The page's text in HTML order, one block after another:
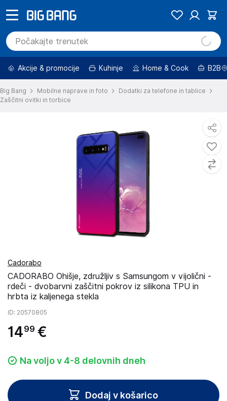
Akcije & promocije Kuhinje Home & Cook B2B
Big Bang Mobilne naprave in foto
Dodatki za telefone in tablice
Zaščitni ovitki in torbice
Cadorabo
CADORABO Ohišje, združljiv s Samsungom v vijolični -
rdeči - dvobarvni zaščitni pokrov iz silikona TPU in
hrbta iz kaljenega stekla
ID: 20570805
1499 €
Na voljo v 4-8 delovnih dneh
Dodaj v košarico